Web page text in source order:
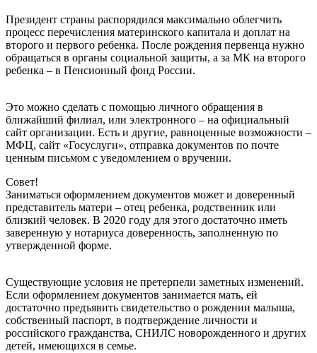
Президент страны распорядился максимально облегчить
процесс перечисления материнского капитала и доплат на
второго и первого ребенка. После рождения первенца нужно
обращаться в органы социальной защиты, а за МК на второго
ребенка – в Пенсионный фонд России.
Это можно сделать с помощью личного обращения в
ближайший филиал, или электронного – на официальный
сайт организации. Есть и другие, равноценные возможности –
МФЦ, сайт «Госуслуги», отправка документов по почте
ценным письмом с уведомлением о вручении.
Совет!
Заниматься оформлением документов может и доверенный
представитель матери – отец ребенка, родственник или
близкий человек. В 2020 году для этого достаточно иметь
заверенную у нотариуса доверенность, заполненную по
утвержденной форме.
Существующие условия не претерпели заметных изменений.
Если оформлением документов занимается мать, ей
достаточно предъявить свидетельство о рождении малыша,
собственный паспорт, в подтверждение личности и
российского гражданства, СНИЛС новорожденного и других
детей, имеющихся в семье.